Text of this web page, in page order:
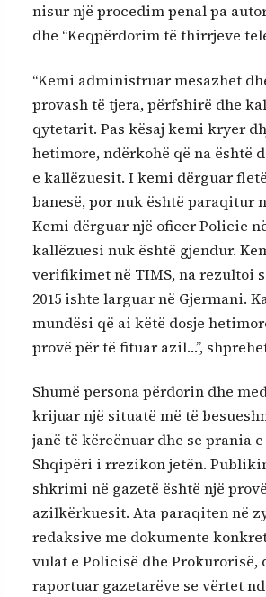
nisur një procedim penal pa autor
dhe “Keqpërdorim të thirrjeve
“Kemi administruar mesazhet
provash të tjera, përfshirë dhe
qytetarit. Pas kësaj kemi kryer
hetimore, ndërkohë që na është
e kallëzuesit. I kemi dërguar
banesë, por nuk është paraqitur
Kemi dërguar një oficer Policie
kallëzuesi nuk është gjendur.
verifikimet në TIMS, na rezultoi
2015 ishte larguar në Gjermani.
mundësi që ai këtë dosje
provë për të fituar azil…”,
Shumë persona përdorin dhe
krijuar një situatë më të
janë të kërcënuar dhe se prania
Shqipëri i rrezikon jetën.
shkrimi në gazetë është një
azilkërkuesit. Ata paraqiten në
redaksive me dokumente
vulat e Policisë dhe Prokurorisë,
raportuar gazetarëve se vërtet